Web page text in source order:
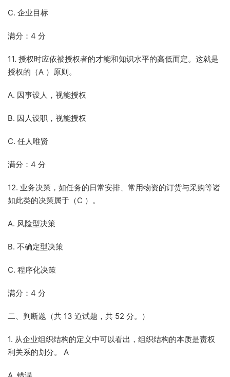
C. 企业目标
满分：4 分
11. 授权时应依被授权者的才能和知识水平的高低而定。这就是
授权的（A ）原则。
A. 因事设人，视能授权
B. 因人设职，视能授权
C. 任人唯贤
满分：4 分
12. 业务决策，如任务的日常安排、常用物资的订货与采购等诸
如此类的决策属于（C ）。
A. 风险型决策
B. 不确定型决策
C. 程序化决策
满分：4 分
二、判断题（共 13 道试题，共 52 分。）
1. 从企业组织结构的定义中可以看出，组织结构的本质是责权
利关系的划分。 A